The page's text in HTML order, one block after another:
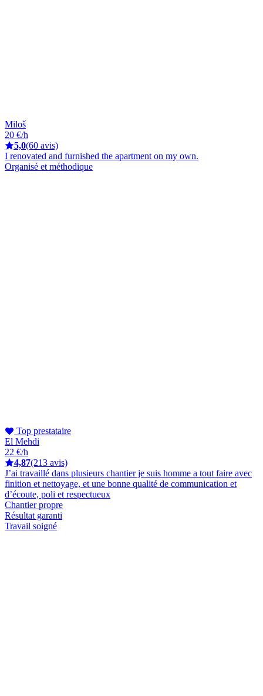
Miloš
20 €/h
5,0(60 avis)
I renovated and furnished the apartment on my own.
Organisé et méthodique
Top prestataire
El Mehdi
22 €/h
4,87(213 avis)
J’ai travaillé dans plusieurs chantier je suis homme a tout faire avec
finition et nettoyage, et une bonne qualité de communication et
d’écoute, poli et respectueux
Chantier propre
Résultat garanti
Travail soigné